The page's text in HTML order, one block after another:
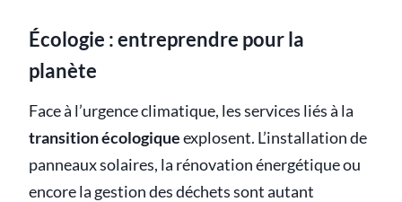
Écologie : entreprendre pour la
planète
Face à l’urgence climatique, les services liés à la
transition écologiqueexplosent. L’installation de
panneaux solaires, la rénovation énergétique ou
encore la gestion des déchets sont autant